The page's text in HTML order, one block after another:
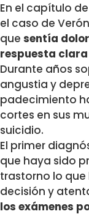
En el capítulo
el caso de
que sentía
respuesta
Durante años
angustia y
padecimiento
cortes en sus
suicidio.
El primer
que haya sido
trastorno lo
decisión y
los exámenes